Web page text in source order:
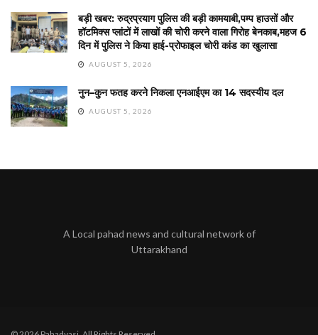
बड़ी खबर: रुद्रप्रयाग पुलिस की बड़ी कामयाबी,पम्प हाउसों और
हॉटमिक्स प्लांटों में लाखों की चोरी करने वाला गिरोह बेनकाब,महज 6
दिन में पुलिस ने किया हाई-प्रोफाइल चोरी कांड का खुलासा
AUGUST 5, 2026
नुन–कुन फतह करने निकला एनआईएम का 14 सदस्यीय दल
AUGUST 5, 2026
A Local pahad news and cultural network of
Uttarakhand